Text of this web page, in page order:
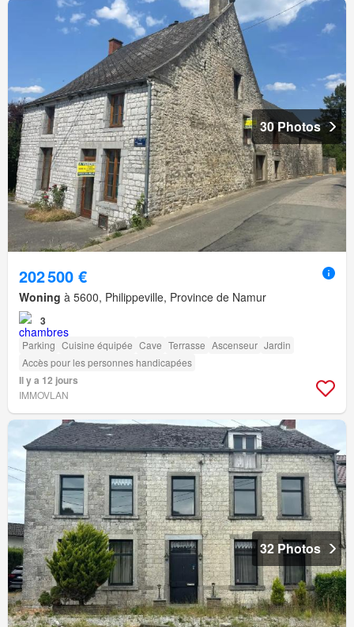
30 Photos
202 500 €
Woning à 5600, Philippeville, Province de Namur
3
Parking Cuisine équipée Cave Terrasse Ascenseur Jardin
Accès pour les personnes handicapées
Il y a 12 jours
IMMOVLAN
32 Photos